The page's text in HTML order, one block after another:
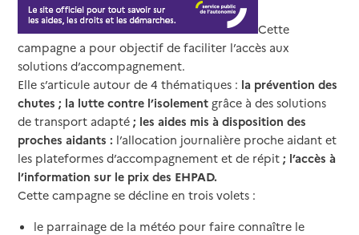
Cette
campagne a pour objectif de faciliter l’accès aux
solutions d’accompagnement.
Elle s’articule autour de 4 thématiques : la prévention des
chutes ; la lutte contre l’isolement grâce à des solutions
de transport adapté ; les aides mis à disposition des
proches aidants : l’allocation journalière proche aidant et
les plateformes d’accompagnement et de répit; l’accès à
l’information sur le prix des EHPAD.
Cette campagne se décline en trois volets :
le parrainage de la météo pour faire connaître le